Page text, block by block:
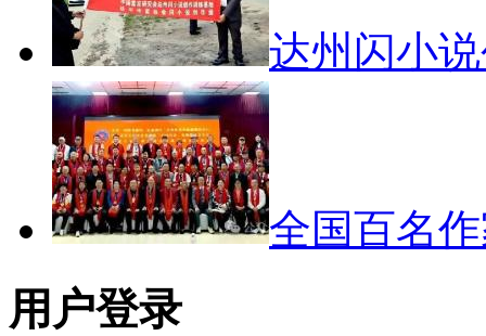
达州闪小
全国百名
用户登录